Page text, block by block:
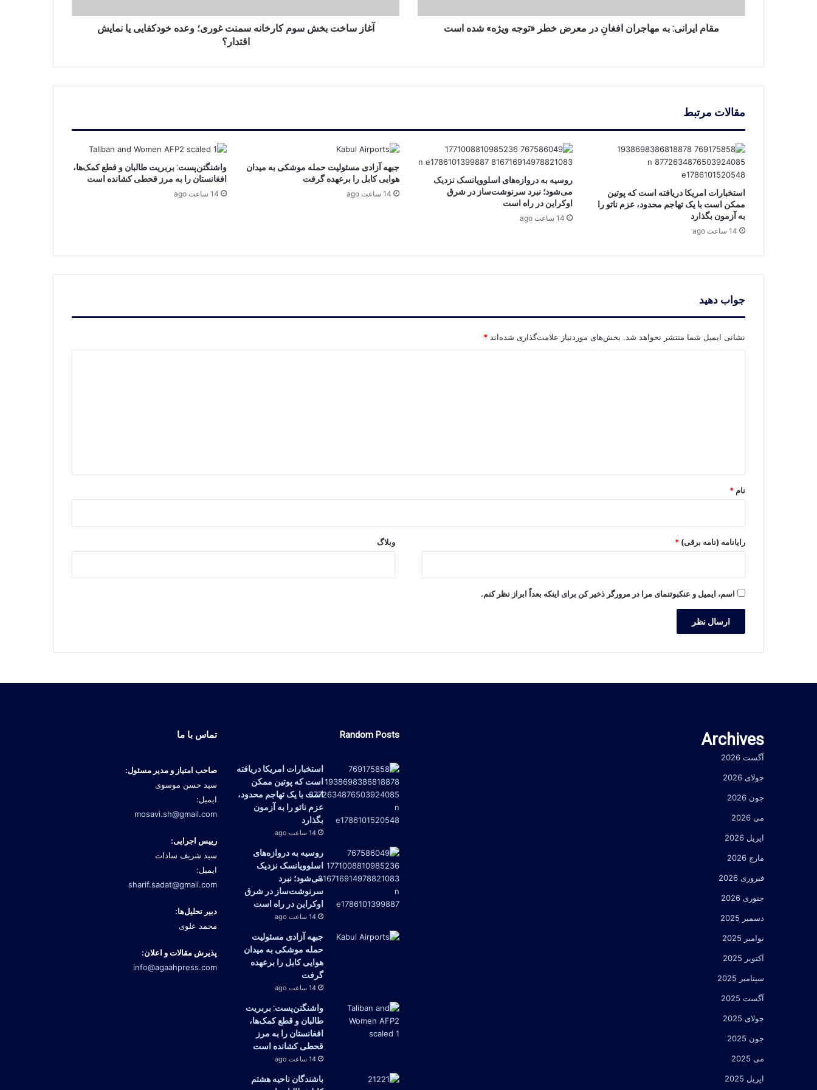
مقام ایرانی: به مهاجران افغانِ در معرض خطر «توجه ویژه» شده است
آغاز ساخت بخش سوم کارخانه سمنت غوری؛ وعده خودکفایی یا نمایش
اقتدار؟
مقالات مرتبط
استخبارات امریکا دریافته است که پوتین
ممکن است با یک تهاجم محدود، عزم ناتو را
به آزمون بگذارد
14 ساعت ago
روسیه به دروازه‌های اسلوویانسک نزدیک
می‌شود؛ نبرد سرنوشت‌ساز در شرق
اوکراین در راه است
14 ساعت ago
جبهه آزادی مسئولیت حمله موشکی به میدان
هوایی کابل را برعهده گرفت
14 ساعت ago
واشنگتن‌پست: بربریت طالبان و قطع کمک‌ها،
افغانستان را به مرز قحطی کشانده است
14 ساعت ago
جواب دهید
نشانی ایمیل شما منتشر نخواهد شد. بخش‌های موردنیاز علامت‌گذاری شده‌اند *
نام *
رایانامه (نامه برقی) * وبلاگ
اسم، ایمیل و عنکبوتنمای مرا در مرورگر ذخیر کن برای اینکه بعداً ابراز نظر کنم.
Archives
آگست 2026
جولای 2026
جون 2026
می 2026
اپریل 2026
مارچ 2026
فبروری 2026
جنوری 2026
دسمبر 2025
نوامبر 2025
آکتوبر 2025
سپتامبر 2025
آگست 2025
جولای 2025
جون 2025
می 2025
اپریل 2025
Random Posts
استخبارات امریکا دریافته
است که پوتین ممکن
است با یک تهاجم محدود،
عزم ناتو را به آزمون
بگذارد
14 ساعت ago
روسیه به دروازه‌های
اسلوویانسک نزدیک
می‌شود؛ نبرد
سرنوشت‌ساز در شرق
اوکراین در راه است
14 ساعت ago
جبهه آزادی مسئولیت
حمله موشکی به میدان
هوایی کابل را برعهده
گرفت
14 ساعت ago
واشنگتن‌پست: بربریت
طالبان و قطع کمک‌ها،
افغانستان را به مرز
قحطی کشانده است
14 ساعت ago
باشندگان ناحیه هشتم
تماس با ما
صاحب امتیاز و مدیر مسئول:
سید حسن موسوی
ایمیل:
mosavi.sh@gmail.com
رییس اجرایی:
سید شریف سادات
ایمیل:
sharif.sadat@gmail.com
دبیر تحلیل‌ها:
محمد علوی
پذیرش مقالات و اعلان:
info@agaahpress.com